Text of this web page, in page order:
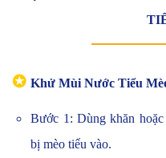
✪ Khử Mùi Nước Tiểu
Bước 1: Dùng khăn
bị mèo tiểu vào.